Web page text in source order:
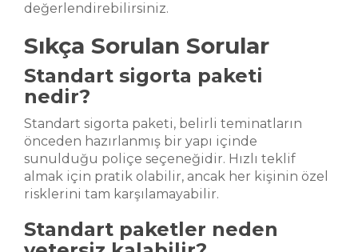
değerlendirebilirsiniz.
Sıkça Sorulan Sorular
Standart sigorta paketi
nedir?
Standart sigorta paketi, belirli teminatların
önceden hazırlanmış bir yapı içinde
sunulduğu poliçe seçeneğidir. Hızlı teklif
almak için pratik olabilir, ancak her kişinin özel
risklerini tam karşılamayabilir.
Standart paketler neden